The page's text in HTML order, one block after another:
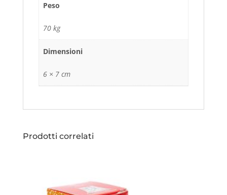
Peso
70 kg
Dimensioni
6 × 7 cm
Prodotti correlati